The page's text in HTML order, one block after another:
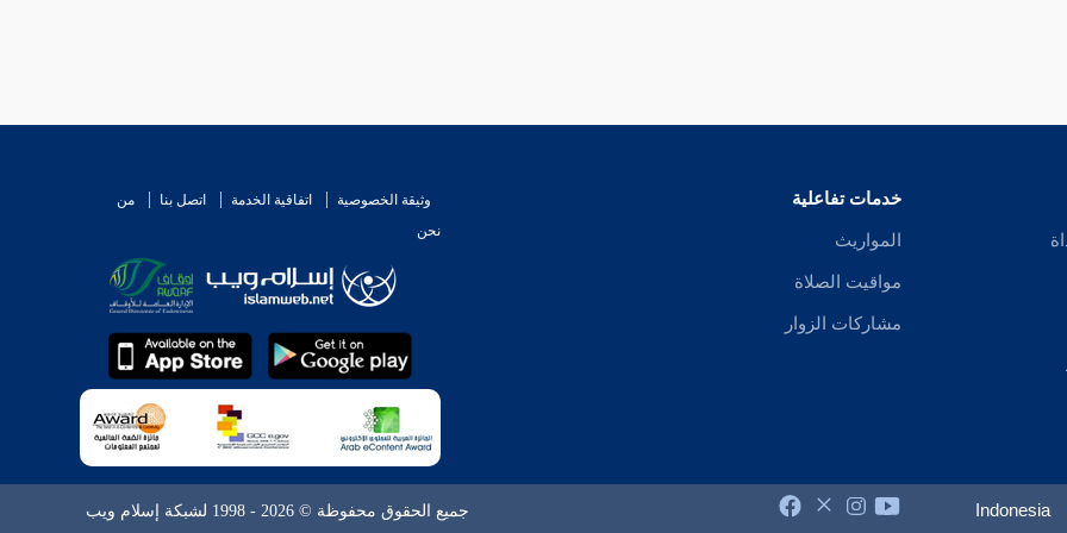
خدمات تفاعلية
المواريث
مواقيت الصلاة
مشاركات الزوار
وثيقة الخصوصية اتفاقية الخدمة اتصل بنا
من
نحن
Indonesia جميع الحقوق محفوظة © 2026 - 1998 لشبكة إسلام ويب